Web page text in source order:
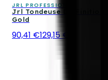
JRL PROFESSIONAL
Jrl Tondeuse De Finition
Gold
90,41 €129,15 €